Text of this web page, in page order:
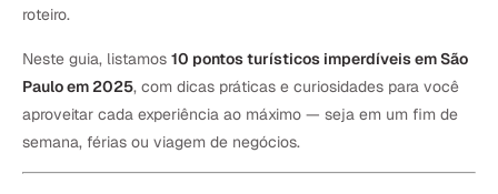
roteiro.
Neste guia, listamos 10 pontos turísticos imperdíveis em São
Paulo em 2025, com dicas práticas e curiosidades para você
aproveitar cada experiência ao máximo — seja em um fim de
semana, férias ou viagem de negócios.